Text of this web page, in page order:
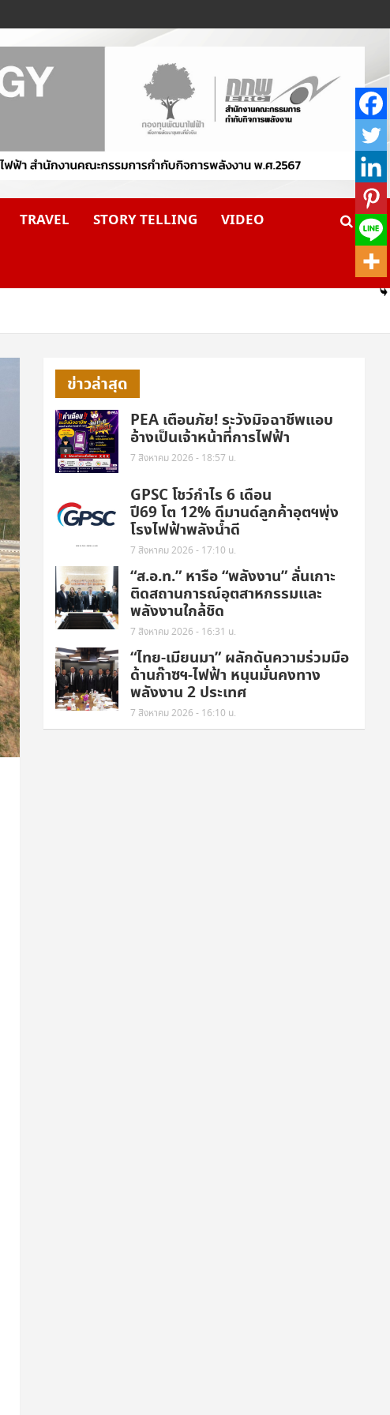
TRAVEL STORY TELLING VIDEO
ข่าวล่าสุด
PEA เตือนภัย! ระวังมิจฉาชีพแอบ
อ้างเป็นเจ้าหน้าที่การไฟฟ้า
7 สิงหาคม 2026 - 18:57 น.
GPSC โชว์กำไร 6 เดือน
ปี69 โต 12% ดีมานด์ลูกค้าอุตฯพุ่ง
โรงไฟฟ้าพลังน้ำดี
7 สิงหาคม 2026 - 17:10 น.
“ส.อ.ท.” หารือ “พลังงาน” ลั่นเกาะ
ติดสถานการณ์อุตสาหกรรมและ
พลังงานใกล้ชิด
7 สิงหาคม 2026 - 16:31 น.
“ไทย-เมียนมา” ผลักดันความร่วมมือ
ด้านก๊าซฯ-ไฟฟ้า หนุนมั่นคงทาง
พลังงาน 2 ประเทศ
7 สิงหาคม 2026 - 16:10 น.